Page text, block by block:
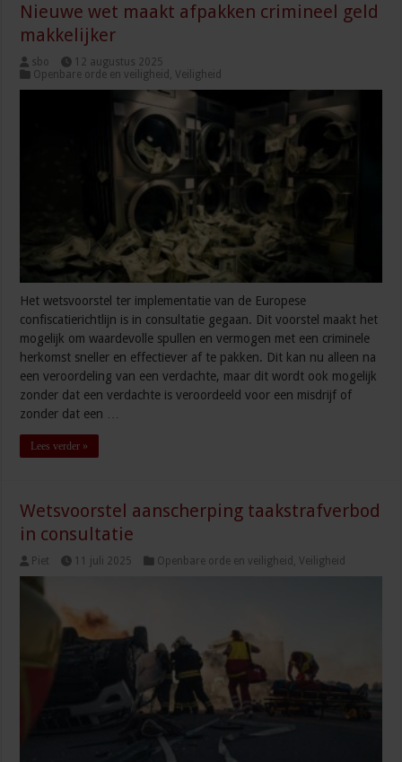
Nieuwe wet maakt afpakken crimineel geld
makkelijker
sbo
12 augustus 2025
Openbare orde en veiligheid ,Veiligheid
Het wetsvoorstel ter implementatie van de Europese
confiscatierichtlijn is in consultatie gegaan. Dit voorstel maakt het
mogelijk om waardevolle spullen en vermogen met een criminele
herkomst sneller en effectiever af te pakken. Dit kan nu alleen na
een veroordeling van een verdachte, maar dit wordt ook mogelijk
zonder dat een verdachte is veroordeeld voor een misdrijf of
zonder dat een …
Lees verder »
Wetsvoorstel aanscherping taakstrafverbod
in consultatie
Piet 11 juli 2025 Openbare orde en veiligheid ,Veiligheid